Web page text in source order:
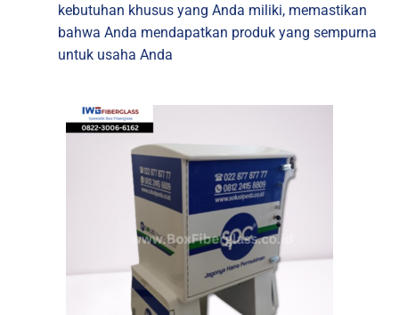
kebutuhan khusus yang Anda miliki, memastikan
bahwa Anda mendapatkan produk yang sempurna
untuk usaha Anda